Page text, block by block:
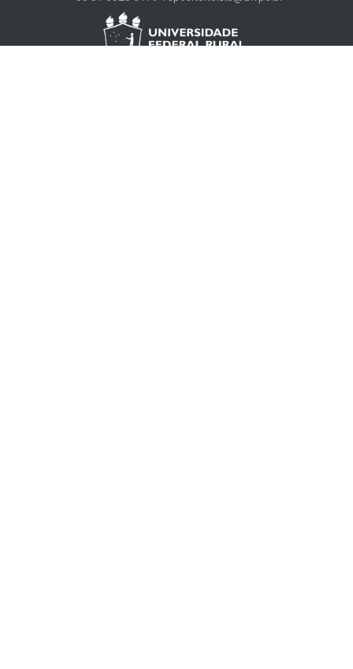
Universidade Federal Rural de Pernambuco - Biblioteca Central
Rua Dom Manuel de Medeiros, s/n, Dois Irmãos
CEP: 52171-900 - Recife/PE